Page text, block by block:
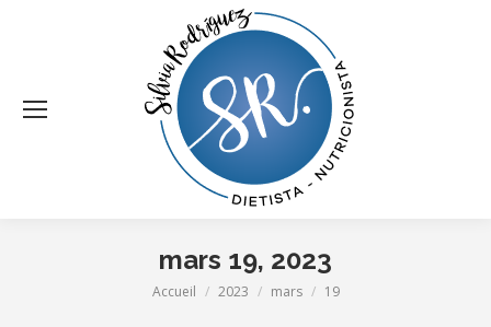
mars 19, 2023
Vous êtes ici :
Accueil 2023 mars 19